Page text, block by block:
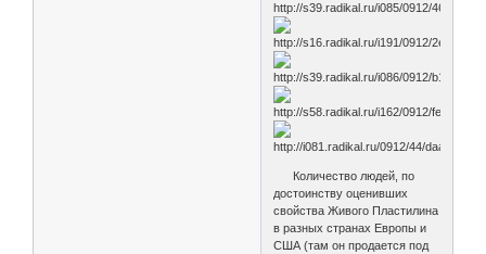
Количество людей, по
достоинству оценивших
свойства Живого Пластилина
в разных странах Европы и
США (там он продается под